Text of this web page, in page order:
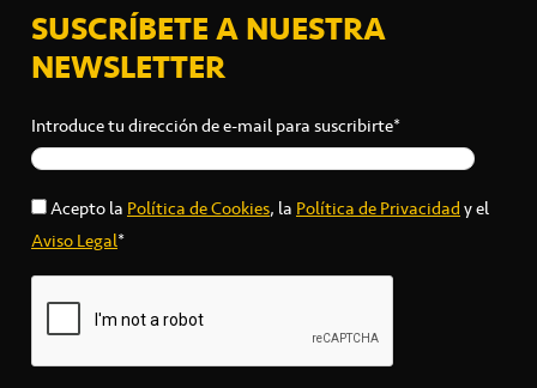
SUSCRÍBETE A NUESTRA
NEWSLETTER
Introduce tu dirección de e-mail para suscribirte*
Acepto laPolítica de Cookies, laPolítica de Privacidady el
Aviso Legal*